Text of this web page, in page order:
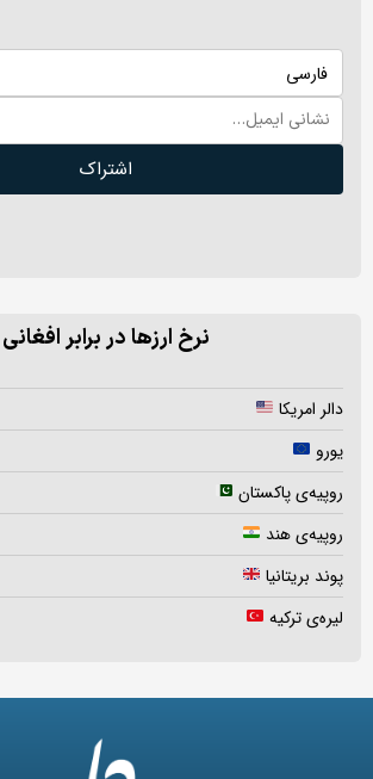
اشتراک
نرخ ارزها در برابر افغانی
دالر امریکا
یورو
روپیه‌ی پاکستان
روپیه‌ی هند
پوند بریتانیا
لیره‌ی ترکیه